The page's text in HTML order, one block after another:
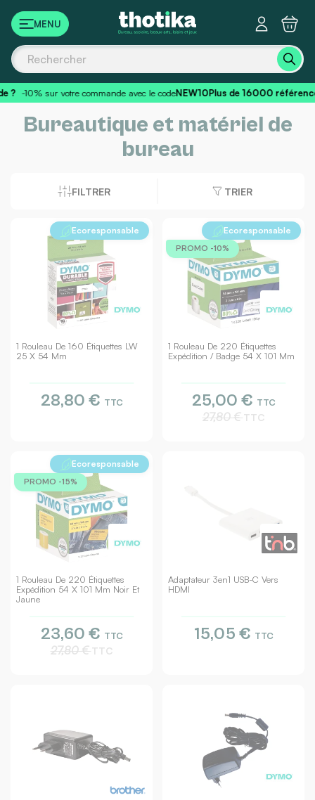
sur votre commande avec le codeNEW10Plus de 16000 références
Bureautique et matériel de
bureau
FILTRER TRIER
1 Rouleau De 160 Étiquettes LW
25 X 54 Mm
Ecoresponsable
28,80 € TTC
1 Rouleau De 220 Étiquettes
Expédition / Badge 54 X 101 Mm
Ecoresponsable
PROMO -10%
27,80 €TTC
25,00 € TTC
1 Rouleau De 220 Étiquettes
Expédition 54 X 101 Mm Noir Et
Jaune
Ecoresponsable
PROMO -15%
27,80 €TTC
23,60 € TTC
Adaptateur 3en1 USB-C Vers
HDMI
15,05 € TTC